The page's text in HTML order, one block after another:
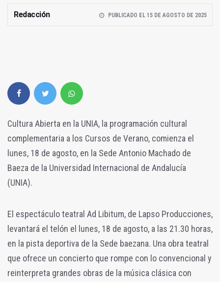
Redacción PUBLICADO EL 15 DE AGOSTO DE 2025
Cultura Abierta en la UNIA, la programación cultural
complementaria a los Cursos de Verano, comienza el
lunes, 18 de agosto, en la Sede Antonio Machado de
Baeza de la Universidad Internacional de Andalucía
(UNIA).
El espectáculo teatral Ad Libitum, de Lapso Producciones,
levantará el telón el lunes, 18 de agosto, a las 21.30 horas,
en la pista deportiva de la Sede baezana. Una obra teatral
que ofrece un concierto que rompe con lo convencional y
reinterpreta grandes obras de la música clásica con